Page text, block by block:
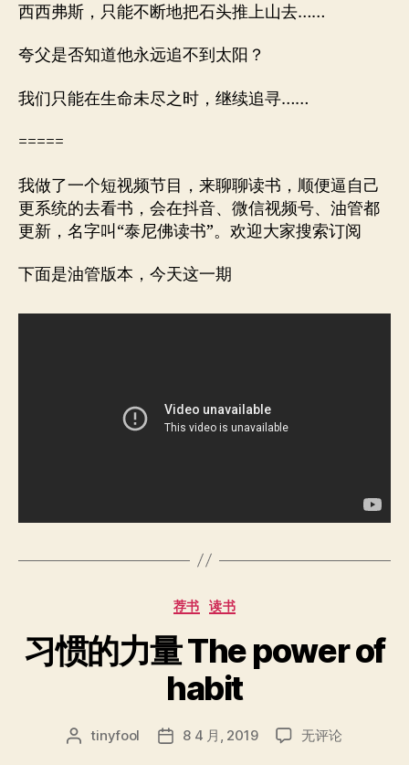
西西弗斯，只能不断地把石头推上山去……
夸父是否知道他永远追不到太阳？
我们只能在生命未尽之时，继续追寻……
=====
我做了一个短视频节目，来聊聊读书，顺便逼自己
更系统的去看书，会在抖音、微信视频号、油管都
更新，名字叫“泰尼佛读书”。欢迎大家搜索订阅
下面是油管版本，今天这一期
分
荐书 读书
习惯的力量 The power of
habit
文 tinyfool
发 8 4 月, 2019
习
无评论